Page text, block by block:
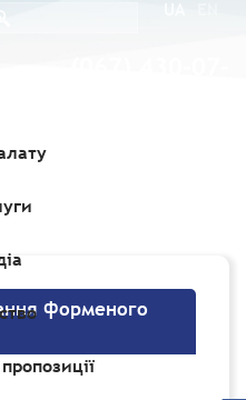
»Тендер на постачання
форменого